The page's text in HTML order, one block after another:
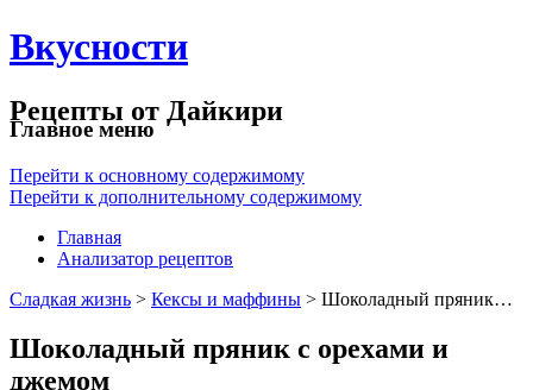
Вкусности
Рецепты от Дайкири
Главное меню
Перейти к основному содержимому
Перейти к дополнительному содержимому
Главная
Анализатор рецептов
Сладкая жизнь > Кексы и маффины > Шоколадный пряник…
Шоколадный пряник с орехами и
джемом